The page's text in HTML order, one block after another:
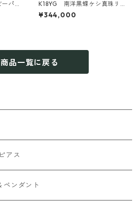
パ
3.
K18YG 南洋黒蝶ケシ真珠リ
ング（K280302）
¥344,000
商品一覧に戻る
アス
ンダント